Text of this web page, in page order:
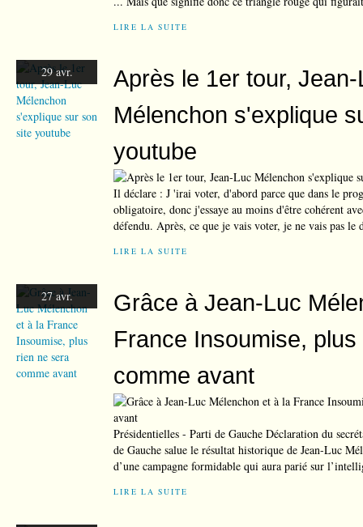
LIRE LA SUITE
29 avr.
Après le 1er tour,
Mélenchon s'explique
youtube
Il déclare : J 'irai voter, d'abord parce que dans le
obligatoire, donc j'essaye au moins d'être cohérent
défendu. Après, ce que je vais voter, je ne vais pas
LIRE LA SUITE
27 avr.
Grâce à Jean-Luc
France Insoumise,
comme avant
Présidentielles - Parti de Gauche Déclaration du
de Gauche salue le résultat historique de Jean-Luc
d’une campagne formidable qui aura parié sur
LIRE LA SUITE